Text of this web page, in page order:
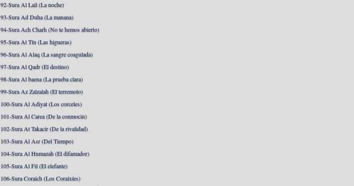
92-Sura Al Lail (La noche)
93-Sura Ad Duha (La manana)
94-Sura Ach Charh (No te hemos abierto)
95-Sura At Tín (Las higueras)
96-Sura Al Alaq (La sangre coagulada)
97-Sura Al Qadr (El destino)
98-Sura Al baena (La prueba clara)
99-Sura Az Zalzalah (El terremoto)
100-Sura Al Adiyat (Los corceles)
101-Sura Al Carea (De la conmocin)
102-Sura At Takacir (De la rivalidad)
103-Sura Al Asr (Del Tiempo)
104-Sura Al Humazah (El difamador)
105-Sura Al Fil (El elefante)
106-Sura Coraich (Los Coraixíes)